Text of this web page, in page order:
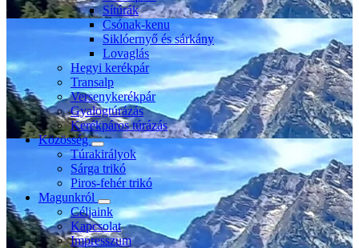
Sítúrák
Csónak-kenu
Siklóernyő és sárkány
Lovaglás
Hegyi kerékpár
Transalp
Versenykerékpár
Gyalogtúrázás
Kerékpáros túrázás
Közösség
Túrakirályok
Sárga trikó
Piros-fehér trikó
Magunkról
Céljaink
Kapcsolat
Impresszum